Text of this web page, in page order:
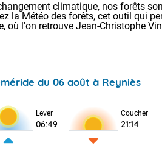
climatique, nos forêts
la Météo des forêts, cet outil qui
où l'on retrouve Jean-Christophe
du 06 août à Reyniès
Lever
06:49
Coucher
21:14
Voici les
: 18/23 Paris
Clermont-